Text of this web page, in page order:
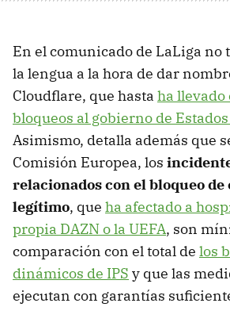
En el comunicado de LaLiga no
la lengua a la hora de dar
Cloudflare, que hasta ha llevado
bloqueos al gobierno de
Asimismo, detalla además que
Comisión Europea, los
relacionados con el bloqueo
legítimo, que ha afectado a
propia DAZN o la UEFA, son
comparación con el total de los
dinámicos de IPS y que las
ejecutan con garantías